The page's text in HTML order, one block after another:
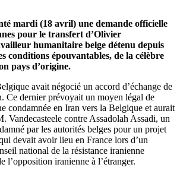
mardi (18 avril) une demande officielle
pour le transfert d’Olivier
humanitaire belge détenu depuis
conditions épouvantables, de la célèbre
pays d’origine.
avait négocié un accord d’échange de
Ce dernier prévoyait un moyen légal de
condamnée en Iran vers la Belgique et aurait
Vandecasteele contre Assadolah Assadi, un
par les autorités belges pour un projet
devait avoir lieu en France lors d’un
national de la résistance iranienne
l’opposition iranienne à l’étranger.